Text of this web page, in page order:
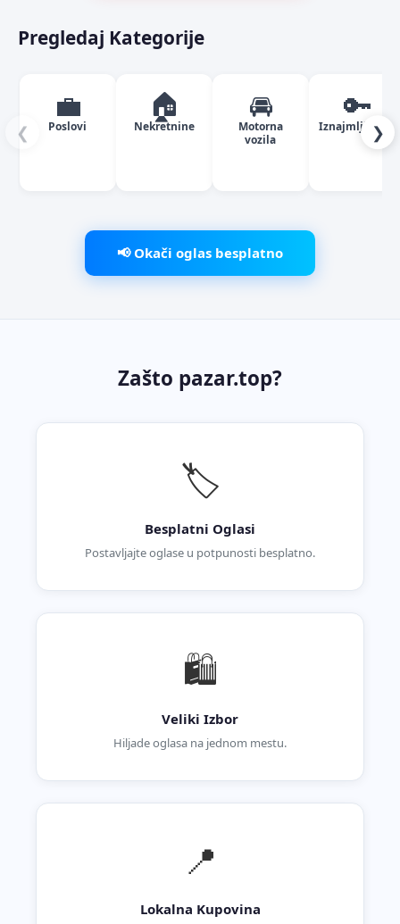
Pregledaj Kategorije
❮
💼
Poslovi
🏠
Nekretnine
🚘
Motorna
vozila
🔑
Iznajmljivanje
❯
📢 Okači oglas besplatno
Zašto pazar.top?
🏷️
Besplatni Oglasi
Postavljajte oglase u potpunosti besplatno.
🛍️
Veliki Izbor
Hiljade oglasa na jednom mestu.
📍
Lokalna Kupovina